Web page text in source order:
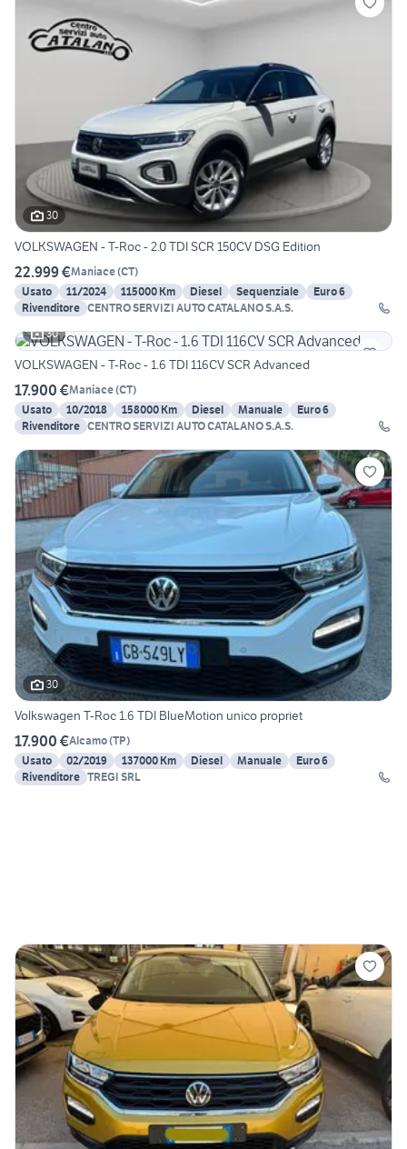
30
VOLKSWAGEN - T-Roc - 2.0 TDI SCR 150CV DSG Edition
22.999 €Maniace(CT)
Usato
11/2024 115000 Km Diesel Sequenziale
Euro 6
Rivenditore CENTRO SERVIZI AUTO CATALANO S.A.S.
30
VOLKSWAGEN - T-Roc - 1.6 TDI 116CV SCR Advanced
17.900 €Maniace(CT)
Usato
10/2018 158000 Km Diesel Manuale
Euro 6
Rivenditore CENTRO SERVIZI AUTO CATALANO S.A.S.
30
Volkswagen T-Roc 1.6 TDI BlueMotion unico propriet
17.900 €Alcamo(TP)
Usato
02/2019 137000 Km Diesel Manuale
Euro 6
Rivenditore TREGI SRL